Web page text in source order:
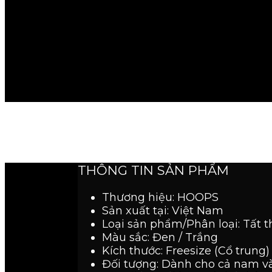
THÔNG TIN SẢN PHẨM
Thương hiệu: HOOPS
Sản xuất tại: Việt Nam
Loại sản phẩm/Phân loại: Tất
Màu sắc: Đen / Trắng
Kích thước: Freesize (Cổ trung)
Đối tượng: Dành cho cả nam